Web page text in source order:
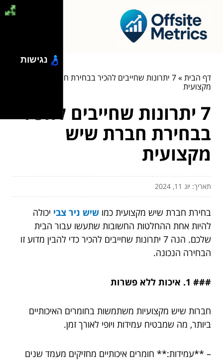
דף הבית»
7 יתרונות שחייבים להכיר בבחירת חברת שיש
מקצועית
7 יתרונות שחייבים להכיר
בבחירת חברת שיש
מקצועית
תאריך: יונ 11, 2024
בחירת חברת שיש מקצועית כמו שיש ניר צבי יכולה
להיות אחת ההחלטות החשובות שתעשו עבור הבית
שלכם. הנה 7 יתרונות שחייבים להכיר כדי להבין מדוע זו
הבחירה הנכונה.
### 1. איכות ללא פשרות
חברות שיש מקצועיות משתמשות בחומרים האיכותיים
ביותר, מה שמבטיח עמידות ויופי לאורך זמן.
– **עמידות:** חומרים איכותיים מחזיקים מעמד שנים
נגישות